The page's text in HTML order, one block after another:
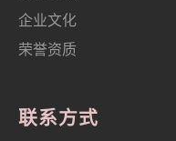
企业文化
荣誉资质
联系方式